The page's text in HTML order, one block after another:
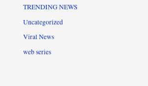
TRENDING NEWS
Uncategorized
Viral News
web series